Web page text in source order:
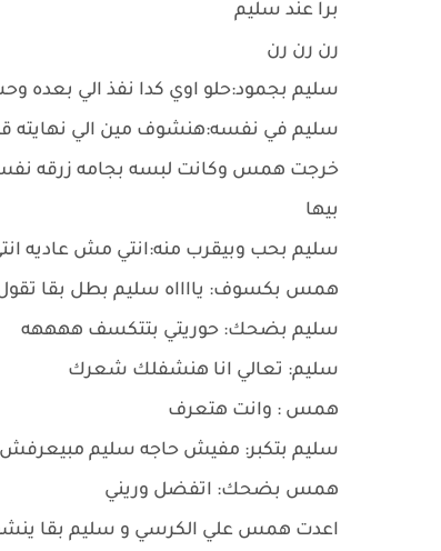
برا عند سليم
رن رن رن
سليم بجمود:حلو اوي كدا نفذ الي بعده
سليم في نفسه:هنشوف مين الي نهايته
خرجت همس وكانت لبسه بجامه زرقه
بيها
سليم بحب وبيقرب منه:انتي مش عاديه
همس بكسوف: يااااه سليم بطل بقا تقول
سليم بضحك: حوريتي بتتكسف ههههه
سليم: تعالي انا هنشفلك شعرك
همس : وانت هتعرف
سليم بتكبر: مفيش حاجه سليم
همس بضحك: اتفضل وريني
اعدت همس علي الكرسي و سليم بقا